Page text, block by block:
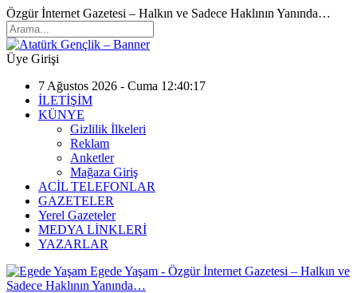
Özgür İnternet Gazetesi – Halkın ve Sadece Haklının Yanında…
Üye Girişi
7 Ağustos 2026 - Cuma 12:40:17
İLETİŞİM
KÜNYE
Gizlilik İlkeleri
Reklam
Anketler
Mağaza Giriş
ACİL TELEFONLAR
GAZETELER
Yerel Gazeteler
MEDYA LİNKLERİ
YAZARLAR
Egede Yaşam - Özgür İnternet Gazetesi – Halkın ve
Sadece Haklının Yanında…